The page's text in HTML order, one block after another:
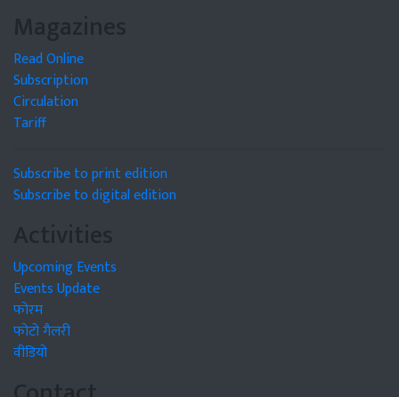
Magazines
Read Online
Subscription
Circulation
Tariff
Subscribe to print edition
Subscribe to digital edition
Activities
Upcoming Events
Events Update
फोरम
फोटो गैलरी
वीडियो